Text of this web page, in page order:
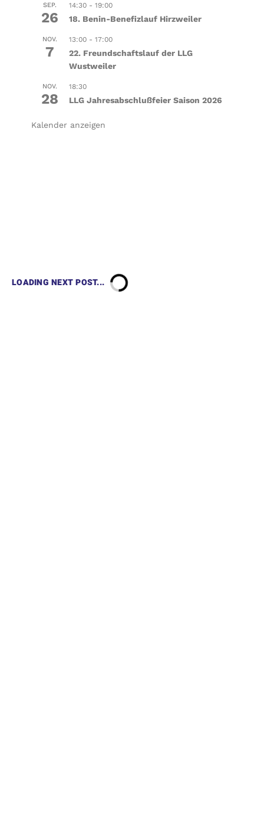
SEP.
26
14:30- 19:00
18. Benin-Benefizlauf Hirzweiler
NOV.
7
13:00- 17:00
22. Freundschaftslauf der LLG
Wustweiler
NOV.
28
18:30
LLG Jahresabschlußfeier Saison 2026
Kalender anzeigen
LOADING NEXT POST...